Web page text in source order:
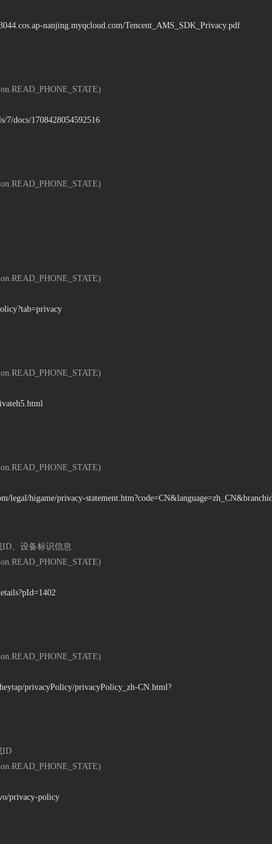
nanjing.myqcloud.com/Tencent_AMS_SDK_Privacy.pdf
7/docs/1708428054592516
legal/higame/privacy-
、设备标识信息
privacyPolicy/privacyPolicy_zh-CN.html?
ID
privacy-policy